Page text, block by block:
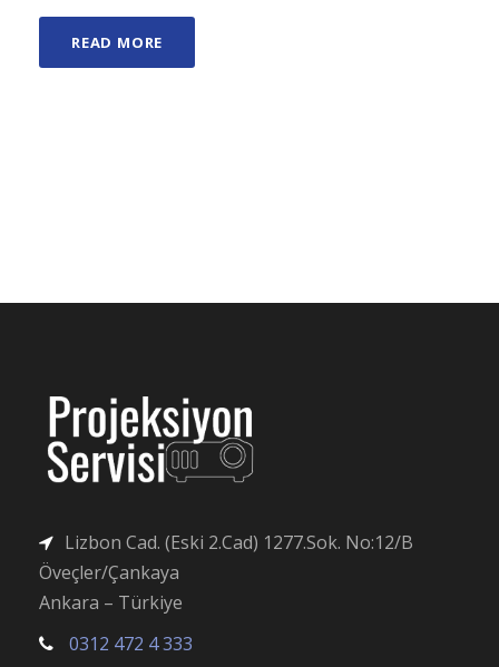
READ MORE
Lizbon Cad. (Eski 2.Cad) 1277.Sok. No:12/B
Öveçler/Çankaya
Ankara – Türkiye
0312 472 4 333